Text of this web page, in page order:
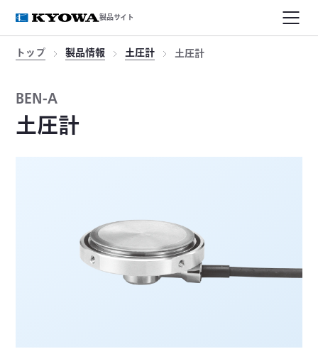
製品サイト
トップ 製品情報 土圧計 土圧計
BEN-A
土圧計